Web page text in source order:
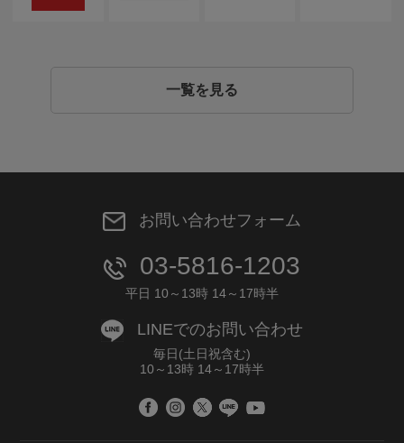
一覧を見る
お問い合わせフォーム
03-5816-1203
平日 10～13時 14～17時半
LINEでのお問い合わせ
毎日(土日祝含む)
10～13時 14～17時半